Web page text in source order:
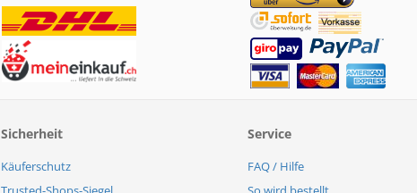
Sicherheit
Käuferschutz
Service
FAQ / Hilfe